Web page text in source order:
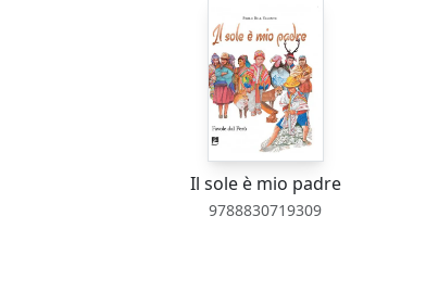
Il sole è mio padre
9788830719309